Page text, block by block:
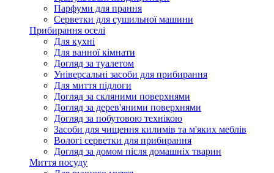
Парфуми для прання
Серветки для сушильної машини
Прибирання оселі
Для кухні
Для ванної кімнати
Догляд за туалетом
Універсальні засоби для прибирання
Для миття підлоги
Догляд за скляними поверхнями
Догляд за дерев'яними поверхнями
Догляд за побутовою технікою
Засоби для чищення килимів та м'яких меблів
Вологі серветки для прибирання
Догляд за домом після домашніх тварин
Миття посуду